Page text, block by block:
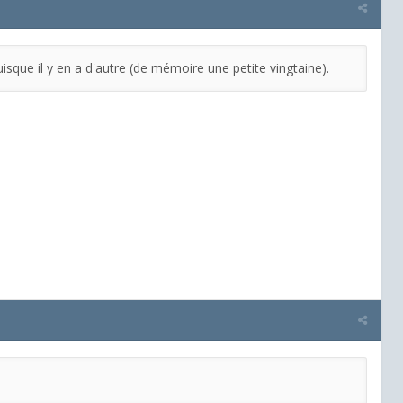
il y en a d'autre (de mémoire une petite vingtaine).